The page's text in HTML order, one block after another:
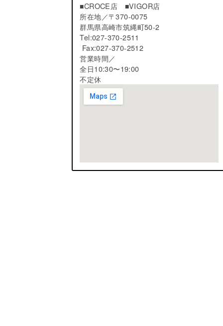
■CROCE店 ■VIGOR店
所在地／〒370-0075
群馬県高崎市筑縄町50-2
Tel:027-370-2511
Fax:027-370-2512
営業時間／
全日10:30〜19:00
不定休